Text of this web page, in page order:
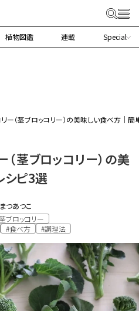
植物図鑑 連載 Special
リー（茎ブロッコリー）の美味しい食べ方｜
（茎ブロッコリー）の美
シピ3選
つあつこ
ブロッコリー
#食べ方 #調理法